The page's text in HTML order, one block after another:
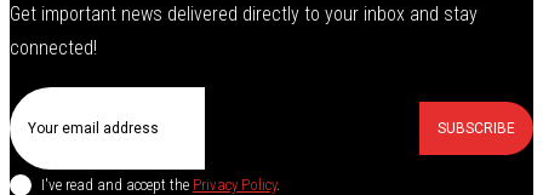
Get important news delivered directly to your inbox and stay
connected!
SUBSCRIBE
I've read and accept the Privacy Policy.